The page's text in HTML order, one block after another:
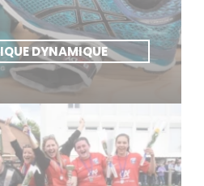
DYNAMIQUE